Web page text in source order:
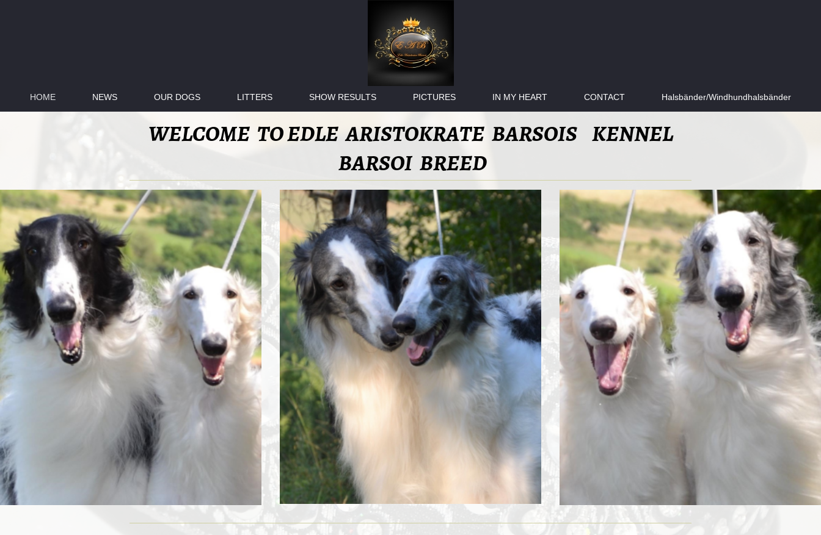
HOME NEWS OUR DOGS LITTERS SHOW RESULTS PICTURES IN MY HEART CONTACT Halsbänder/Windhundhalsbänder
WELCOME TO EDLE ARISTOKRATE BARSOIS KENNEL
BARSOI BREED